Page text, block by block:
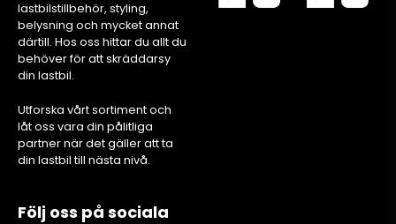
lastbilstillbehör, styling,
belysning och mycket annat
därtill. Hos oss hittar du allt du
behöver för att skräddarsy
din lastbil.
Utforska vårt sortiment och
låt oss vara din pålitliga
partner när det gäller att ta
din lastbil till nästa nivå.
Följ oss på sociala